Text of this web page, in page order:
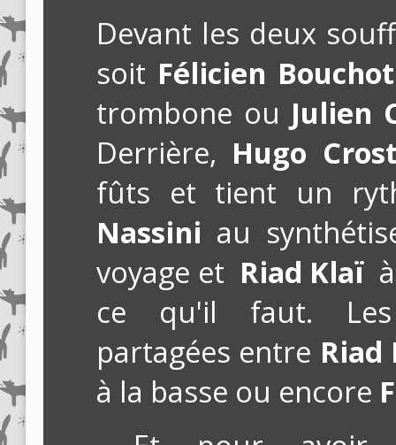
Devant les deux
soit Félicien Bouchot
trombone ou Julien
Derrière, Hugo
fûts et tient un
Nassini au
voyage et Riad Klaï
ce qu'il faut. Les
partagées entre Riad
à la basse ou encore